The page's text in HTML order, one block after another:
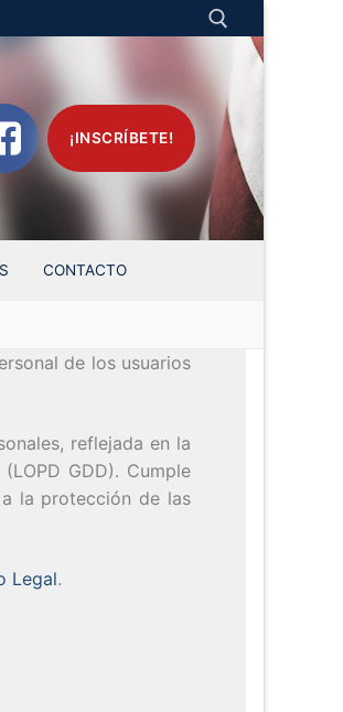
¡INSCRÍBETE!
CONTACTO
de los usuarios
reflejada en la
GDD). Cumple
la protección de las
Legal.